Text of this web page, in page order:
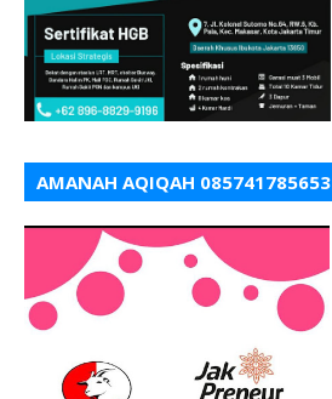
AMANAH AQIQAH 085741785653